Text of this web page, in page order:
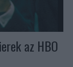
az HBO